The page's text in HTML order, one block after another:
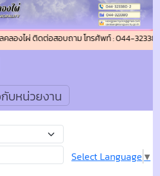
ลองไผ่ ติดต่อสอบถาม โทรศัพท์ : 044-
บหน่วยงาน
Select Language ▼